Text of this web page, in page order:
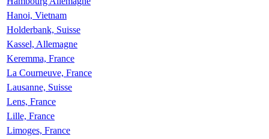
Hanoi, Vietnam
Holderbank, Suisse
Kassel, Allemagne
Keremma, France
La Courneuve, France
Lausanne, Suisse
Lens, France
Lille, France
Limoges, France